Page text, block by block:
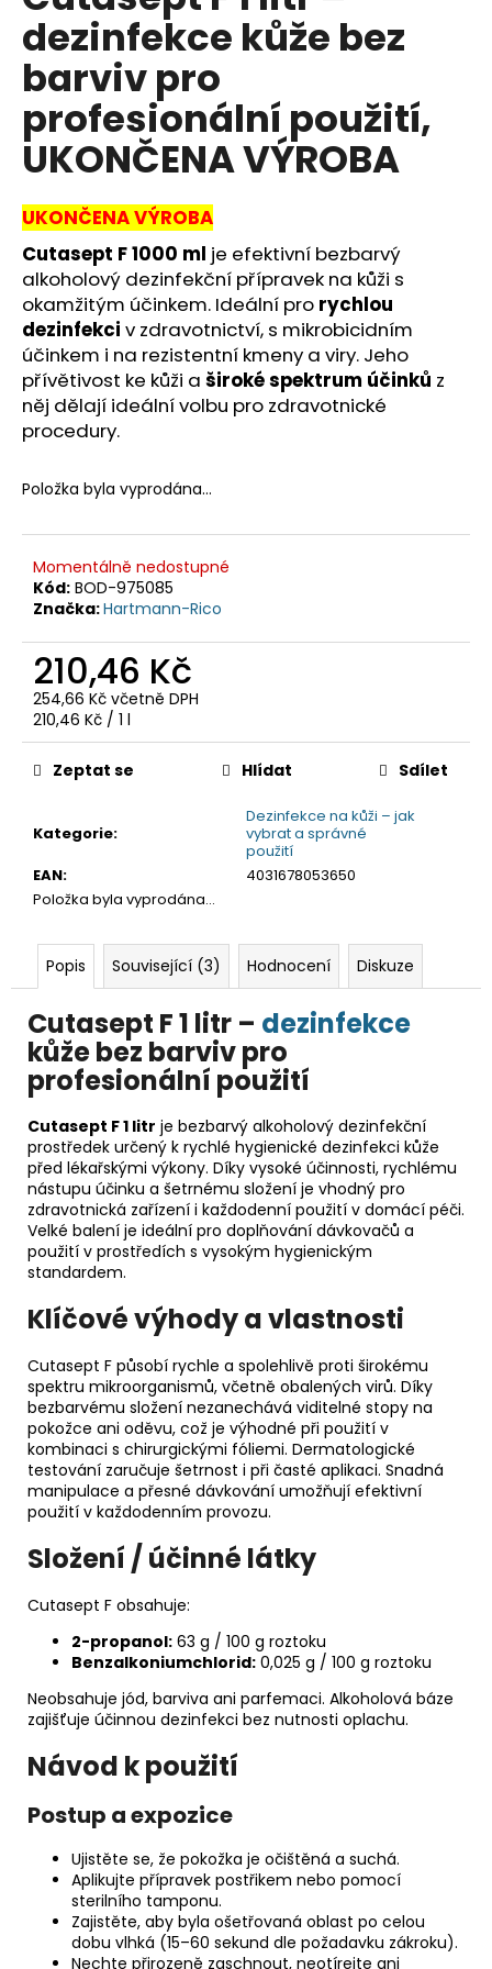
0,0
z
5
hvězdiček.
dezinfekce kůže bez
barviv pro
profesionální použití,
UKONČENA VÝROBA
UKONČENA VÝROBA
Cutasept F 1000 ml je efektivní bezbarvý
alkoholový dezinfekční přípravek na kůži s
okamžitým účinkem. Ideální pro rychlou
dezinfekci v zdravotnictví, s mikrobicidním
účinkem i na rezistentní kmeny a viry. Jeho
přívětivost ke kůži a široké spektrum účinků z
něj dělají ideální volbu pro zdravotnické
procedury.
Položka byla vyprodána…
Momentálně nedostupné
Kód: BOD-975085
Značka:Hartmann-Rico
210,46 Kč
254,66 Kč včetně DPH
Měrná
cena:
210,46 Kč / 1 l
Kategorie:
Dezinfekce na kůži – jak
vybrat a správné
použití
EAN:
4031678053650
Položka byla vyprodána…
Zeptat se Hlídat Sdílet
Popis Související (3) Hodnocení Diskuze
Cutasept F 1 litr – dezinfekce
kůže bez barviv pro
profesionální použití
Cutasept F 1 litr je bezbarvý alkoholový dezinfekční
prostředek určený k rychlé hygienické dezinfekci kůže
před lékařskými výkony. Díky vysoké účinnosti, rychlému
nástupu účinku a šetrnému složení je vhodný pro
zdravotnická zařízení i každodenní použití v domácí péči.
Velké balení je ideální pro doplňování dávkovačů a
použití v prostředích s vysokým hygienickým
standardem.
Klíčové výhody a vlastnosti
Cutasept F působí rychle a spolehlivě proti širokému
spektru mikroorganismů, včetně obalených virů. Díky
bezbarvému složení nezanechává viditelné stopy na
pokožce ani oděvu, což je výhodné při použití v
kombinaci s chirurgickými fóliemi. Dermatologické
testování zaručuje šetrnost i při časté aplikaci. Snadná
manipulace a přesné dávkování umožňují efektivní
použití v každodenním provozu.
Složení / účinné látky
Cutasept F obsahuje:
2-propanol: 63 g / 100 g roztoku
Benzalkoniumchlorid: 0,025 g / 100 g roztoku
Neobsahuje jód, barviva ani parfemaci. Alkoholová báze
zajišťuje účinnou dezinfekci bez nutnosti oplachu.
Návod k použití
Postup a expozice
Ujistěte se, že pokožka je očištěná a suchá.
Aplikujte přípravek postřikem nebo pomocí
sterilního tamponu.
Zajistěte, aby byla ošetřovaná oblast po celou
dobu vlhká (15–60 sekund dle požadavku zákroku).
Nechte přirozeně zaschnout, neotírejte ani
a
j
í
t
?
HLEDAT
D
o
p
o
r
č
j
e
m
e